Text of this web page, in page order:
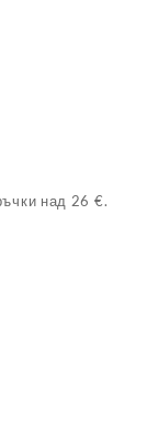
над 26 €.